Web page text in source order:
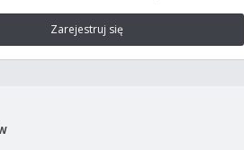
Zarejestruj się